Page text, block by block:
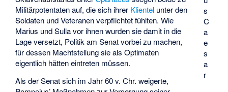
s
C
a
e
s
a
r
Militärpotentaten auf, die sich ihrer Klientel unter den
Soldaten und Veteranen verpflichtet fühlten. Wie
Marius und Sulla vor ihnen wurden sie damit in die
Lage versetzt, Politik am Senat vorbei zu machen,
für dessen Machtstellung sie als Optimaten
eigentlich hätten eintreten müssen.
Als der Senat sich im Jahr 60 v. Chr. weigerte,